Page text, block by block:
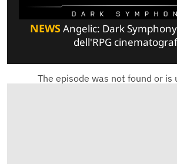
NEWSAngelic: Dark
dell'RPG